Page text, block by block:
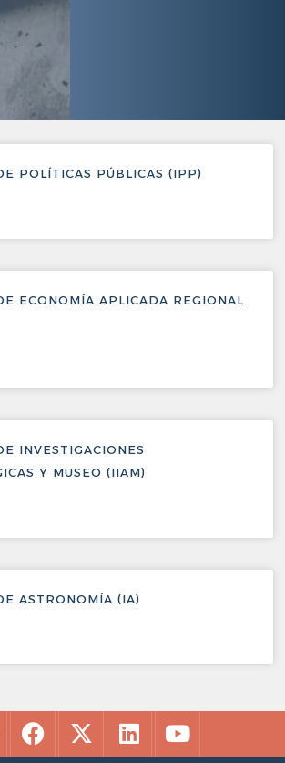
POLÍTICAS PÚBLICAS (IPP)
ECONOMÍA APLICADA REGIONAL
INVESTIGACIONES
Y MUSEO (IIAM)
ASTRONOMÍA (IA)